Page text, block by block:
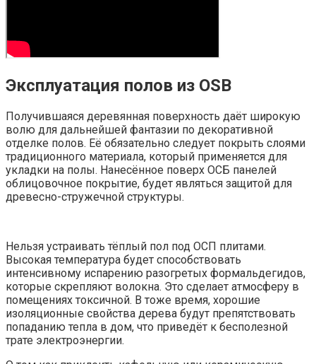
Эксплуатация полов из OSB
Получившаяся деревянная поверхность даёт широкую
волю для дальнейшей фантазии по декоративной
отделке полов. Её обязательно следует покрыть слоями
традиционного материала, который применяется для
укладки на полы. Нанесённое поверх ОСБ панелей
облицовочное покрытие, будет являться защитой для
древесно-стружечной структуры.
Нельзя устраивать тёплый пол под ОСП плитами.
Высокая температура будет способствовать
интенсивному испарению разогретых формальдегидов,
которые скрепляют волокна. Это сделает атмосферу в
помещениях токсичной. В тоже время, хорошие
изоляционные свойства дерева будут препятствовать
попаданию тепла в дом, что приведёт к бесполезной
трате электроэнергии.